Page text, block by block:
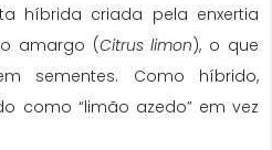
híbrida criada pela enxertia
amargo (Citrus limon), o que
sementes. Como híbrido,
como “limão azedo” em vez